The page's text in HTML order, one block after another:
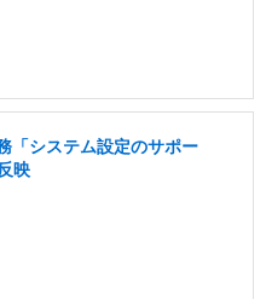
「システム設定のサポー
映